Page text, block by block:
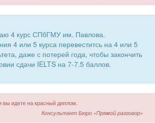
4 курс СПбГМУ им. Павлова.
4 или 5 курса перевеститсь на 4 или 5
даже с потерей года, чтобы закончить
сдачи IELTS на 7-7.5 баллов.
вы идете на красный диплом.
Консультант Бюро «Прямой разговор»